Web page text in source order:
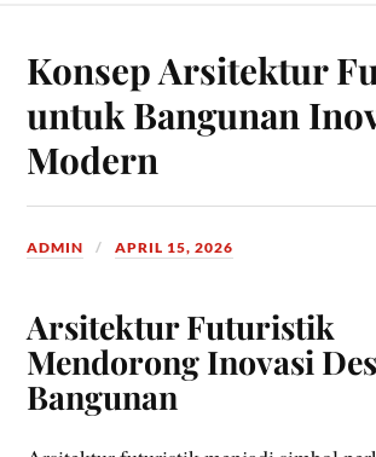
Konsep Arsitektur
untuk Bangunan
Modern
ADMIN APRIL 15, 2026
Arsitektur Futuristik
Mendorong Inovasi
Bangunan